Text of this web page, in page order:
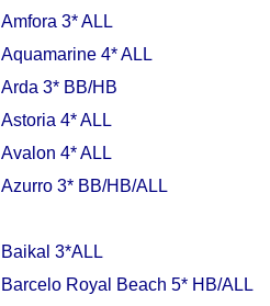
Amfora 3* ALL
Aquamarine 4* ALL
Arda 3* BB/HB
Astoria 4* ALL
Avalon 4* ALL
Azurro 3* BB/HB/ALL
Baikal 3*ALL
Barcelo Royal Beach 5* HB/ALL